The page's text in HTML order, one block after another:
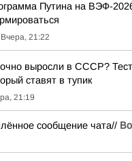
Путина на ВЭФ-
Вчера, 21:22
выросли в СССР? Тест
ставят в тупик
21:19
сообщение чата//